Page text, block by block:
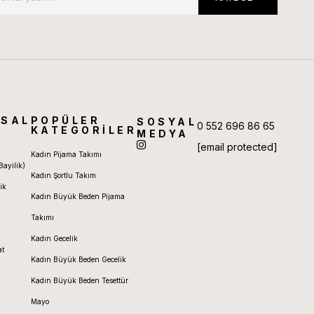
POPÜLER
KATEGORİLER
Kadın Pijama Takımı
Kadın Şortlu Takım
Kadın Büyük Beden Pijama
Takımı
Kadın Gecelik
Kadın Büyük Beden Gecelik
Kadın Büyük Beden Tesettür
Mayo
SOSYAL
MEDYA
0 552 696 86 65
[email protected]